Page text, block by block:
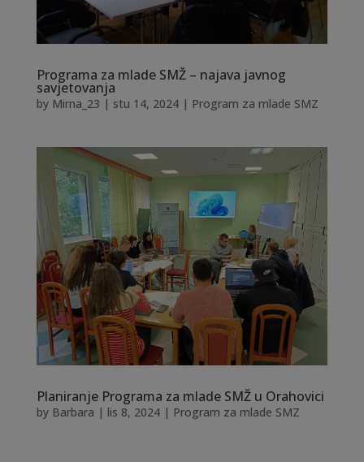
Programa za mlade SMŽ – najava javnog
savjetovanja
by Mirna_23 | stu 14, 2024| Program za mlade SMZ
Planiranje Programa za mlade SMŽ u Orahovici
by Barbara | lis 8, 2024| Program za mlade SMZ